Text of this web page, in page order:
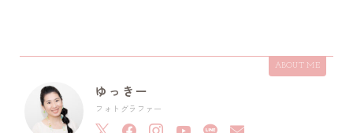
ABOUT ME
ゆっきー
フォトグラファー